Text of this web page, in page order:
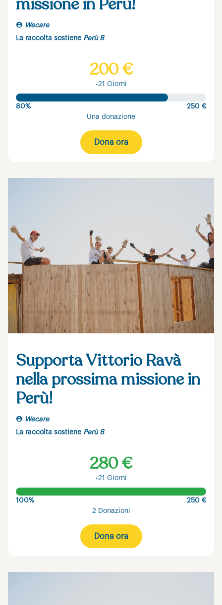
missione in Perù!
Wecare
La raccolta sostiene Perù B
200 €
-21 Giorni
80%
250 €
Una donazione
Dona ora
Supporta Vittorio Ravà
nella prossima missione in
Perù!
Wecare
La raccolta sostiene Perù B
280 €
-21 Giorni
100%
250 €
2 Donazioni
Dona ora